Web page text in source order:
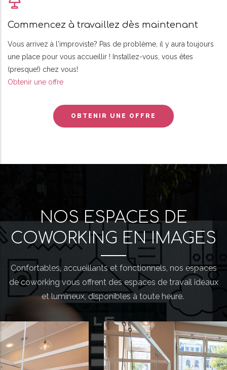
Commencez à travaillez dès maintenant
Vous arrivez à l'improviste? Pas de problème, il y aura toujours
une place pour vous accueillir ! Installez-vous, vous êtes
(presque!) chez vous!
Obtenir une offre
OBTENIR UNE OFFRE
NOS ESPACES DE
COWORKING EN IMAGES
Confortables, accueillants et fonctionnels, nos espaces
de coworking vous offrent des espaces de travail idéaux
et lumineux, disponibles à toute heure.